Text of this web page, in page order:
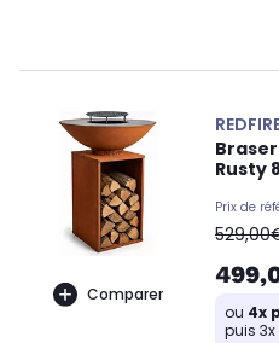
Comparer
Rusty
Prix de
oldPrice
ou 4x
puis 3x